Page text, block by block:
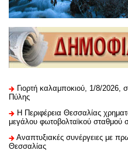
Γιορτή καλαμποκιού, 1/8/
Πύλης
H Περιφέρεια Θεσσαλίας
μεγάλου φωτοβολταϊκού σταθμού
Αναπτυξιακές συνέργειες με
Θεσσαλίας